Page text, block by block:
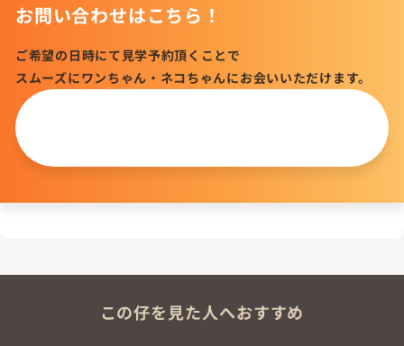
お問い合わせはこちら！
ご希望の日時にて見学予約頂くことで
スムーズにワンちゃん・ネコちゃんにお会いいただけます。
この仔を見た人へおすすめ